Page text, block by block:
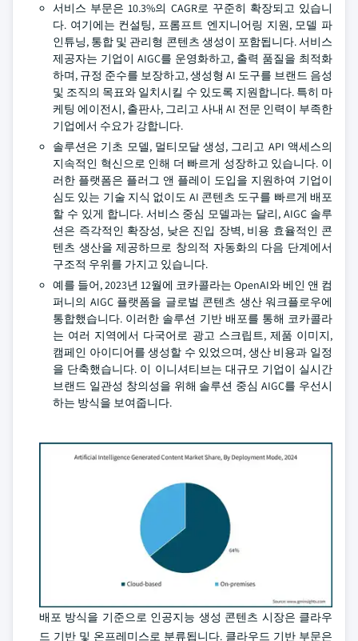
서비스 부문은 10.3%의 CAGR로 꾸준히 확장되고 있습니
다. 여기에는 컨설팅, 프롬프트 엔지니어링 지원, 모델 파
인튜닝, 통합 및 관리형 콘텐츠 생성이 포함됩니다. 서비스
제공자는 기업이 AIGC를 운영화하고, 출력 품질을 최적화
하며, 규정 준수를 보장하고, 생성형 AI 도구를 브랜드 음성
및 조직의 목표와 일치시킬 수 있도록 지원합니다. 특히 마
케팅 에이전시, 출판사, 그리고 사내 AI 전문 인력이 부족한
기업에서 수요가 강합니다.
솔루션은 기초 모델, 멀티모달 생성, 그리고 API 액세스의
지속적인 혁신으로 인해 더 빠르게 성장하고 있습니다. 이
러한 플랫폼은 플러그 앤 플레이 도입을 지원하여 기업이
심도 있는 기술 지식 없이도 AI 콘텐츠 도구를 빠르게 배포
할 수 있게 합니다. 서비스 중심 모델과는 달리, AIGC 솔루
션은 즉각적인 확장성, 낮은 진입 장벽, 비용 효율적인 콘
텐츠 생산을 제공하므로 창의적 자동화의 다음 단계에서
구조적 우위를 가지고 있습니다.
예를 들어, 2023년 12월에 코카콜라는 OpenAI와 베인 앤 컴
퍼니의 AIGC 플랫폼을 글로벌 콘텐츠 생산 워크플로우에
통합했습니다. 이러한 솔루션 기반 배포를 통해 코카콜라
는 여러 지역에서 다국어로 광고 스크립트, 제품 이미지,
캠페인 아이디어를 생성할 수 있었으며, 생산 비용과 일정
을 단축했습니다. 이 이니셔티브는 대규모 기업이 실시간
브랜드 일관성 창의성을 위해 솔루션 중심 AIGC를 우선시
하는 방식을 보여줍니다.
배포 방식을 기준으로 인공지능 생성 콘텐츠 시장은 클라우
드 기반 및 온프레미스로 분류됩니다. 클라우드 기반 부문은